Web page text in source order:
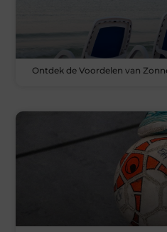
Ontdek de Voordelen van